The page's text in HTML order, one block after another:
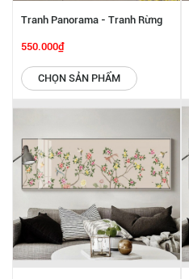
Tranh Panorama - Tranh Rừng
Hoa Nhiệt Đới SGP 6142247
550.000₫
CHỌN SẢN PHẨM